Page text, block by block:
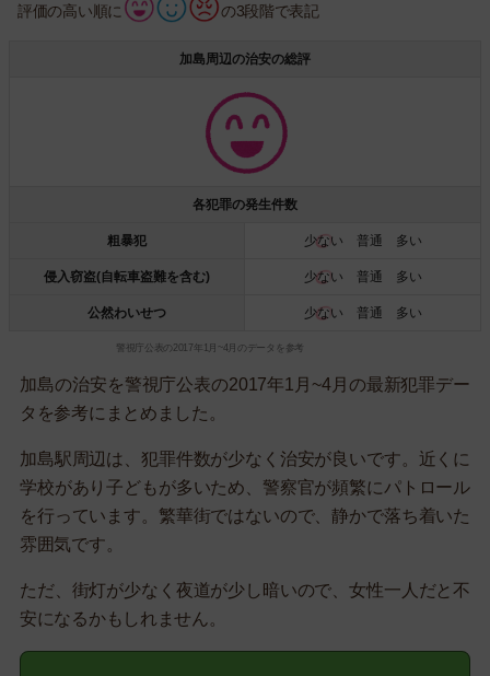
評価の高い順に の3段階で表記
加島周辺の治安の総評
各犯罪の発生件数
粗暴犯 少ない 普通 多い
侵入窃盗(自転車盗難を含む) 少ない 普通 多い
公然わいせつ 少ない 普通 多い
警視庁公表の2017年1月~4月のデータを参考
加島の治安を警視庁公表の2017年1月~4月の最新犯罪デー
タを参考にまとめました。
加島駅周辺は、犯罪件数が少なく治安が良いです。近くに
学校があり子どもが多いため、警察官が頻繁にパトロール
を行っています。繁華街ではないので、静かで落ち着いた
雰囲気です。
ただ、街灯が少なく夜道が少し暗いので、女性一人だと不
安になるかもしれません。